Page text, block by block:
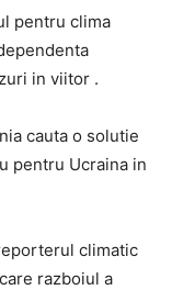
pentru clima
in viitor .
cauta o solutie
pentru Ucraina in
climatic
razboiul a